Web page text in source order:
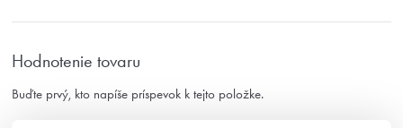
Hodnotenie tovaru
Buďte prvý, kto napíše príspevok k tejto položke.